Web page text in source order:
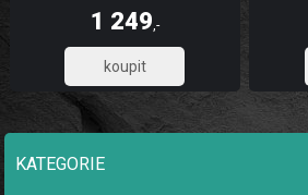
díky UV digitálnímu tisku. Skládá se z
1 249,-
1 032,23
díky
KATEGORIE